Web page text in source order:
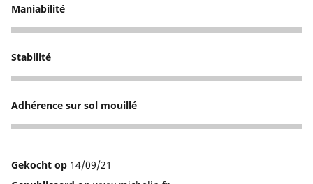
Maniabilité
5
Stabilité
5
Adhérence sur sol mouillé
5
Gekocht op 14/09/21